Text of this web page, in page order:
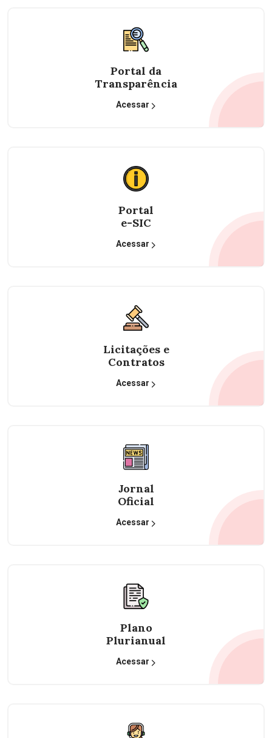
Portal da
Transparência
Acessar
Portal
e-SIC
Acessar
Licitações e
Contratos
Acessar
Jornal
Oficial
Acessar
Plano
Plurianual
Acessar